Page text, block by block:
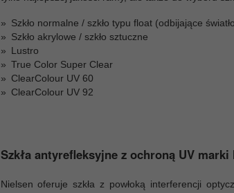
Szkło normalne / szkło typu float (odbijające
Szkło akrylowe / szkło sztuczne
Lustro
True Color Super Clear
ClearColour UV 60
ClearColour UV 92
Szkła antyrefleksyjne z ochroną UV marki
Nielsen oferuje szkła z powłoką interferencji